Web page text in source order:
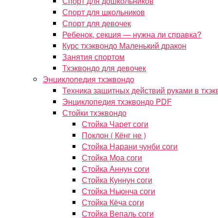
Спорт для школьников
Спорт для девочек
Ребенок, секция — нужна ли справка?
Курс тхэквондо Маленький дракон
Занятия спортом
Тхэквондо для девочек
Энциклопедия тхэквондо
Техника защитных действий руками в
Энциклопедия тхэквондо PDF
Стойки тхэквондо
Стойка Чарет соги
Поклон ( Кёнг не )
Стойка Нарани чунби соги
Стойка Моа соги
Стойка Аннун соги
Стойка Куннун соги
Стойка Ньюнча соги
Стойка Кёча соги
Стойка Вепаль соги